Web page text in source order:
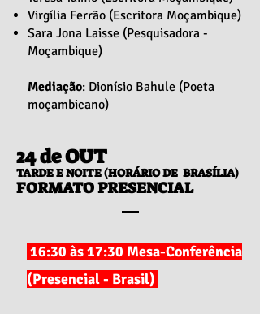
Virgília Ferrão (Escritora Moçambique)
Sara Jona Laisse (Pesquisadora -
Moçambique)
Mediação: Dionísio Bahule (Poeta
moçambicano)
24 de OUT
TARDE E NOITE (HORÁRIO DE BRASÍLIA)
FORMATO PRESENCIAL
16:30 às 17:30 Mesa-Conferência
(Presencial - Brasil)